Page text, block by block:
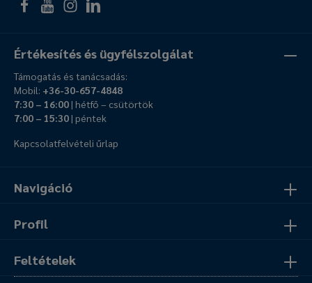
Navigáció
Profil
Feltételek
Értékesítés és ügyfélszolgálat
Támogatás és tanácsadás:
Mobil: +36-30-657-4848
7:30 – 16:00| hétfő – csütörtök
7:00 – 15:30| péntek
Kapcsolatfelvételi űrlap